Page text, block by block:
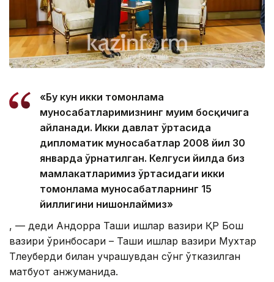
«Бу кун икки томонлама
муносабатларимизнинг муҳим босқичига
айланади. Икки давлат ўртасида
дипломатик муносабатлар 2008 йил 30
январда ўрнатилган. Келгуси йилда биз
мамлакатларимиз ўртасидаги икки
томонлама муносабатларнинг 15
йиллигини нишонлаймиз»
, — деди Андорра Ташқи ишлар вазири ҚР Бош
вазири ўринбосари – Ташқи ишлар вазири Мухтар
Тлеуберди билан учрашувдан сўнг ўтказилган
матбуот анжуманида.